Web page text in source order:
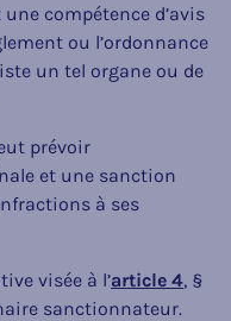
compétence d’avis
ou l’ordonnance
un tel organe ou de
prévoir
et une sanction
à ses
visée à l’article 4, §
sanctionnateur.